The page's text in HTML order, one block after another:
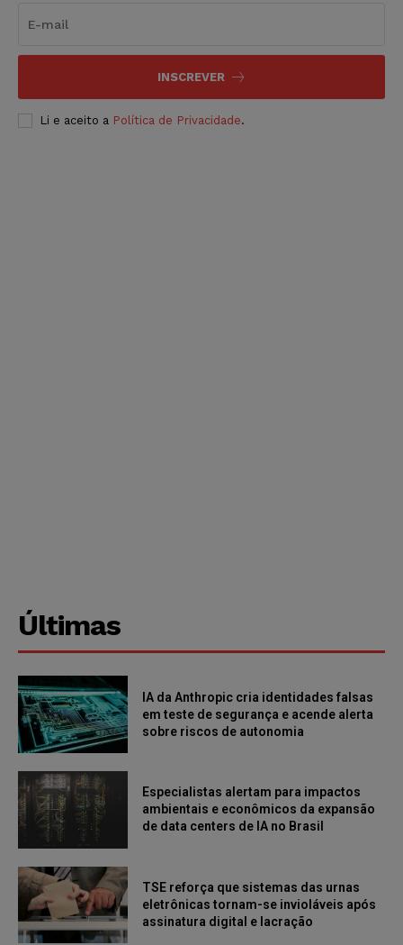
INSCREVER
Li e aceito a Política de Privacidade.
Últimas
IA da Anthropic cria identidades falsas
em teste de segurança e acende alerta
sobre riscos de autonomia
Especialistas alertam para impactos
ambientais e econômicos da expansão
de data centers de IA no Brasil
TSE reforça que sistemas das urnas
eletrônicas tornam-se invioláveis após
assinatura digital e lacração